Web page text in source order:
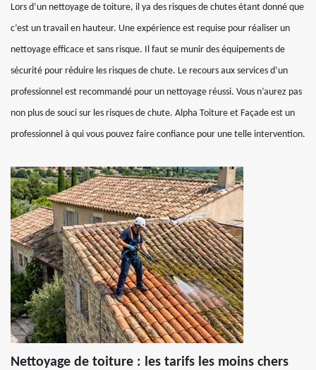
Lors d’un nettoyage de toiture, il ya des risques de chutes étant donné que
c’est un travail en hauteur. Une expérience est requise pour réaliser un
nettoyage efficace et sans risque. Il faut se munir des équipements de
sécurité pour réduire les risques de chute. Le recours aux services d’un
professionnel est recommandé pour un nettoyage réussi. Vous n’aurez pas
non plus de souci sur les risques de chute. Alpha Toiture et Façade est un
professionnel à qui vous pouvez faire confiance pour une telle intervention.
Nettoyage de toiture : les tarifs les moins chers